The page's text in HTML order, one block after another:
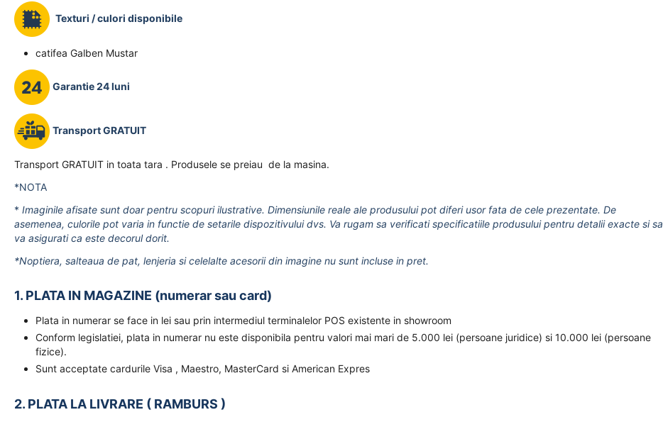
Texturi / culori disponibile
catifea Galben Mustar
Garantie 24 luni
Transport GRATUIT
Transport GRATUIT in toata tara . Produsele se preiau de la masina.
*NOTA
* Imaginile afisate sunt doar pentru scopuri ilustrative. Dimensiunile reale ale produsului pot diferi usor fata de cele prezentate. De
asemenea, culorile pot varia in functie de setarile dispozitivului dvs. Va rugam sa verificati specificatiile produsului pentru detalii exacte si sa
va asigurati ca este decorul dorit.
*Noptiera, salteaua de pat, lenjeria si celelalte acesorii din imagine nu sunt incluse in pret.
1. PLATA IN MAGAZINE (numerar sau card)
Plata in numerar se face in lei sau prin intermediul terminalelor POS existente in showroom
Conform legislatiei, plata in numerar nu este disponibila pentru valori mai mari de 5.000 lei (persoane juridice) si 10.000 lei (persoane
fizice).
Sunt acceptate cardurile Visa , Maestro, MasterCard si American Expres
2. PLATA LA LIVRARE ( RAMBURS )